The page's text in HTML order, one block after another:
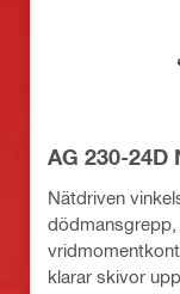
AG 230-
Nätdriven
klarar skivor